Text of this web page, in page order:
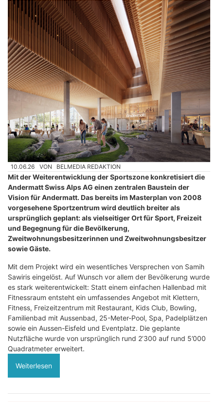
10.06.26 VON BELMEDIA REDAKTION
Mit der Weiterentwicklung der Sportszone konkretisiert die
Andermatt Swiss Alps AG einen zentralen Baustein der
Vision für Andermatt. Das bereits im Masterplan von 2008
vorgesehene Sportzentrum wird deutlich breiter als
ursprünglich geplant: als vielseitiger Ort für Sport, Freizeit
und Begegnung für die Bevölkerung,
Zweitwohnungsbesitzerinnen und Zweitwohnungsbesitzer
sowie Gäste.
Mit dem Projekt wird ein wesentliches Versprechen von Samih
Sawiris eingelöst. Auf Wunsch vor allem der Bevölkerung wurde
es stark weiterentwickelt: Statt einem einfachen Hallenbad mit
Fitnessraum entsteht ein umfassendes Angebot mit Klettern,
Fitness, Freizeitzentrum mit Restaurant, Kids Club, Bowling,
Familienbad mit Aussenbad, 25-Meter-Pool, Spa, Padelplätzen
sowie ein Aussen-Eisfeld und Eventplatz. Die geplante
Nutzfläche wurde von ursprünglich rund 2’300 auf rund 5’000
Quadratmeter erweitert.
Weiterlesen